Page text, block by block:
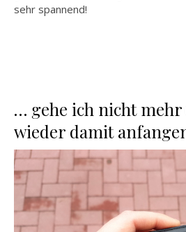
sehr spannend!
… gehe ich nicht mehr
wieder damit